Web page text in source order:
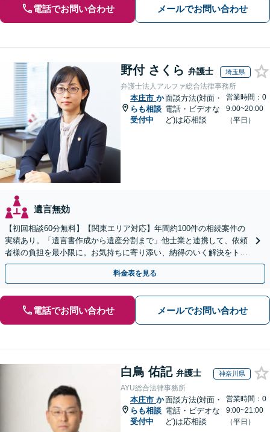
電話でお問い合わせ メールでお問い合わせ
野付 さくら 弁護士 埼玉県
弁護士法人アルファ総合法律事務所
本庄市 か
らも相談
受付中
面談方法(対面・
電話・ビデオな
ど)は応相談
営業時間：0
9:00~20:00
（平日）
遺言無効
【初回相談60分無料】【関東エリア対応】年間約100件の相続案件の
実績あり。「遺言書作成から遺産分割まで」他士業と連携して、依頼
者様の負担を最小限に。お気持ちに寄り添い、納得のいく解決をトー
タル・サポート【当日・夜間（18時まで）の相談可】
料金表を見る
電話でお問い合わせ メールでお問い合わせ
白鳥 佑記 弁護士 神奈川県
AYU総合法律事務所
本庄市 か
らも相談
受付中
面談方法(対面・
電話・ビデオな
ど)は応相談
営業時間：0
9:00~21:00
（平日）